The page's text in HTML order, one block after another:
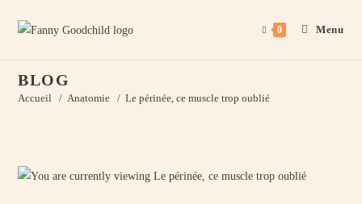
0 Menu
BLOG
Accueil / Anatomie / Le périnée, ce muscle trop oublié